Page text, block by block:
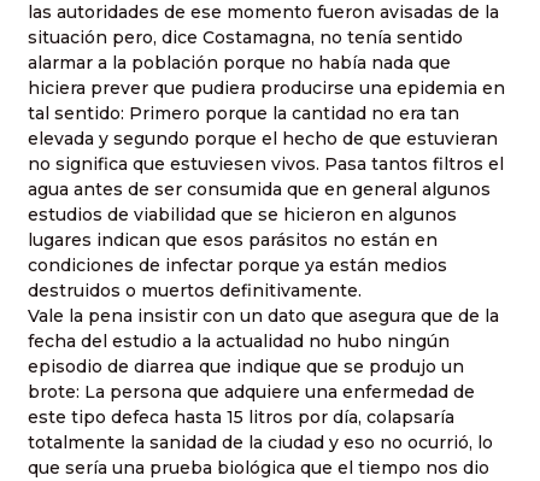
las autoridades de ese momento fueron avisadas de la
situación pero, dice Costamagna, no tenía sentido
alarmar a la población porque no había nada que
hiciera prever que pudiera producirse una epidemia en
tal sentido: Primero porque la cantidad no era tan
elevada y segundo porque el hecho de que estuvieran
no significa que estuviesen vivos. Pasa tantos filtros el
agua antes de ser consumida que en general algunos
estudios de viabilidad que se hicieron en algunos
lugares indican que esos parásitos no están en
condiciones de infectar porque ya están medios
destruidos o muertos definitivamente.
Vale la pena insistir con un dato que asegura que de la
fecha del estudio a la actualidad no hubo ningún
episodio de diarrea que indique que se produjo un
brote: La persona que adquiere una enfermedad de
este tipo defeca hasta 15 litros por día, colapsaría
totalmente la sanidad de la ciudad y eso no ocurrió, lo
que sería una prueba biológica que el tiempo nos dio